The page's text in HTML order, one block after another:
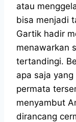
atau
bisa menjadi
Gartik hadir
menawarkan
tertandingi.
apa saja
permata
menyambut
dirancang